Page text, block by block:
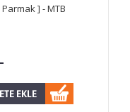
Parmak ] - MTB